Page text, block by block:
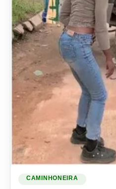
CAMINHONEIRA